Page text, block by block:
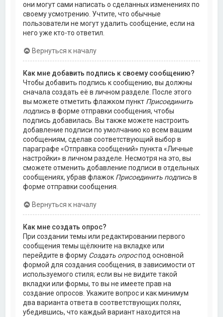
они могут сами написать о сделанных изменениях по
своему усмотрению. Учтите, что обычные
пользователи не могут удалить сообщение, если на
него уже кто-то ответил.
Вернуться к началу
Как мне добавить подпись к своему сообщению?
Чтобы добавить подпись к сообщению, вы должны
сначала создать её в личном разделе. После этого
вы можете отметить флажком пункт Присоединить
подписьв форме отправки сообщения, чтобы
подпись добавилась. Вы также можете настроить
добавление подписи по умолчанию ко всем вашим
сообщениям, сделав соответствующий выбор в
параграфе «Отправка сообщений» пункта «Личные
настройки» в личном разделе. Несмотря на это, вы
сможете отменить добавление подписи в отдельных
сообщениях, убрав флажок Присоединить подписьв
форме отправки сообщения.
Вернуться к началу
Как мне создать опрос?
При создании темы или редактировании первого
сообщения темы щёлкните на вкладке или
перейдите в форму Создать опроспод основной
формой для создания сообщения, в зависимости от
используемого стиля; если вы не видите такой
вкладки или формы, то вы не имеете прав на
создание опросов. Укажите вопрос и как минимум
два варианта ответа в соответствующих полях,
убедившись, что каждый вариант находится на